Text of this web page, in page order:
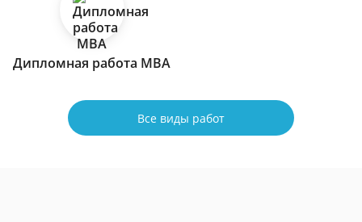
Дипломная работа МВА
Все виды работ